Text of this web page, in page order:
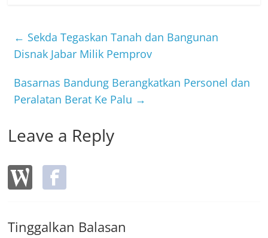
b
o
o
k
← Sekda Tegaskan Tanah dan Bangunan
Disnak Jabar Milik Pemprov
Basarnas Bandung Berangkatkan Personel dan
Peralatan Berat Ke Palu →
Leave a Reply
Tinggalkan Balasan